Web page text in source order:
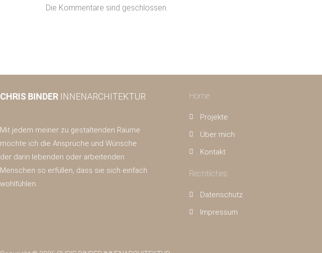
Die Kommentare sind geschlossen.
CHRIS BINDER INNENARCHITEKTUR
Mit jedem meiner zu gestaltenden Räume
möchte ich die Ansprüche und Wünsche
der darin lebenden oder arbeitenden
Menschen so erfüllen, dass sie sich einfach
wohlfühlen.
Home
Projekte
Über mich
Kontakt
Rechtliches
Datenschutz
Impressum